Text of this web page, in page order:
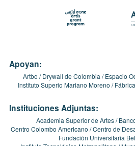
Apoyan:
Artbo Drywall de Colombia Espacio
Instituto Superio Mariano Moreno
Instituciones Adjuntas:
Academia Superior de Artes
Centro Colombo Americano Centro de
Fundación Universitaria